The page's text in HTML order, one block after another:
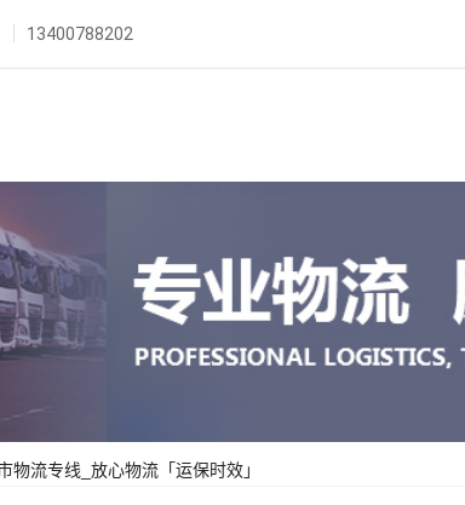
13400788202
物流专线_放心物流「运保时效」